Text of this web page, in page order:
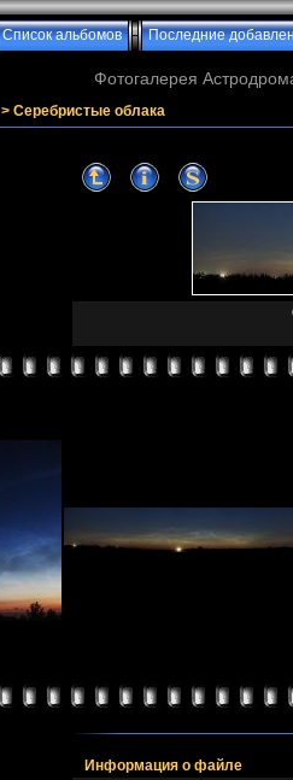
Список альбомов Последние
Фотогалерея
> Серебристые облака
Информация о файле